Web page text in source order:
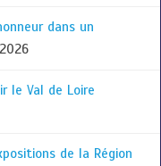
dans un
le Val de Loire
de la Région